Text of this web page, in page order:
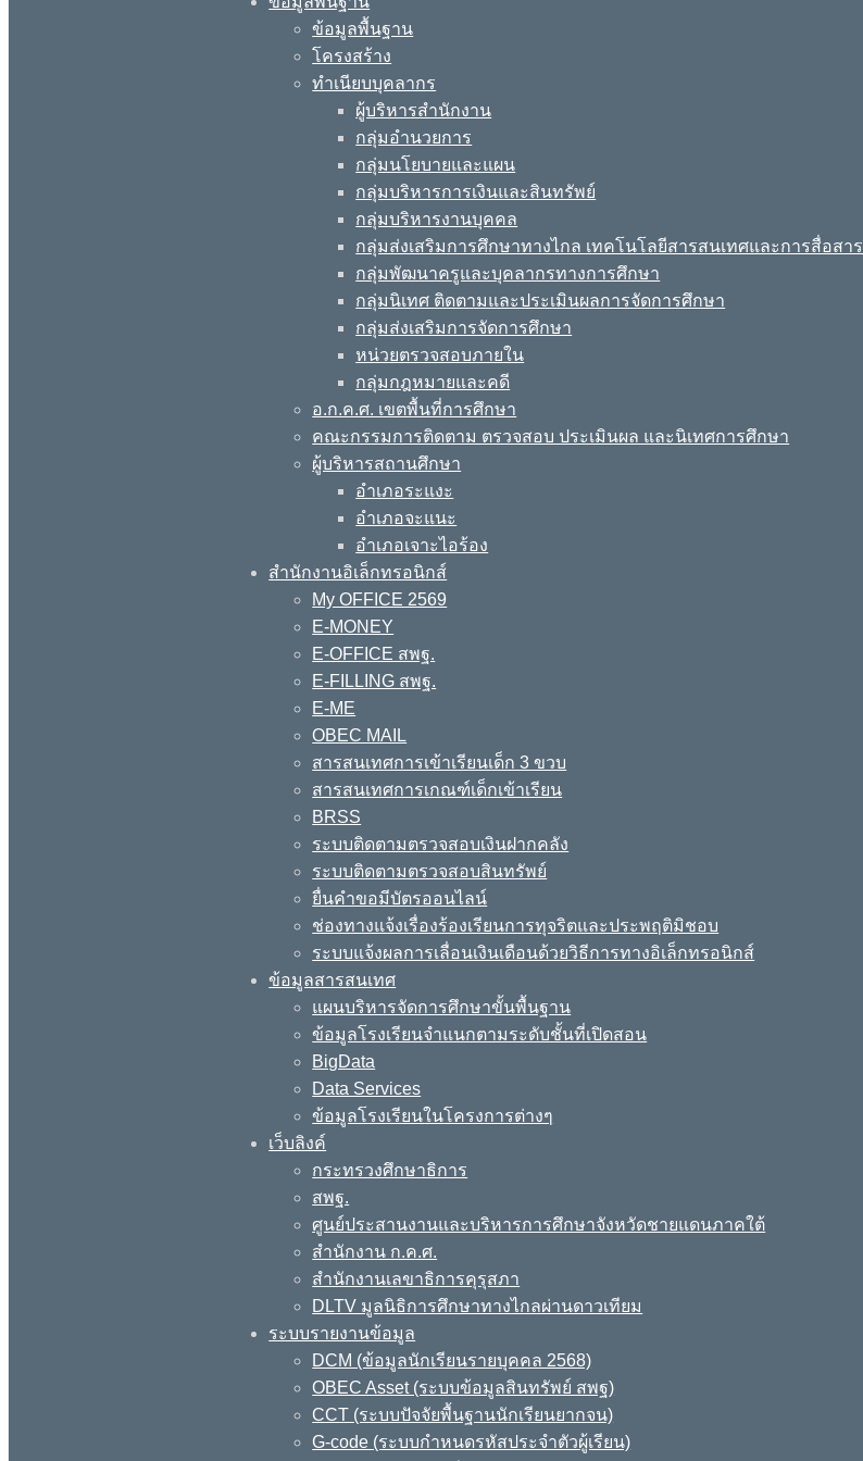
ข้อมูลพื้นฐาน
โครงสร้าง
ทำเนียบบุคลากร
ผู้บริหารสำนักงาน
กลุ่มอำนวยการ
กลุ่มนโยบายและแผน
กลุ่มบริหารการเงินและสินทรัพย์
กลุ่มบริหารงานบุคคล
กลุ่มส่งเสริมการศึกษาทางไกล เทคโนโลยีสารสนเทศและการสื่อสาร
กลุ่มพัฒนาครูและบุคลากรทางการศึกษา
กลุ่มนิเทศ ติดตามและประเมินผลการจัดการศึกษา
กลุ่มส่งเสริมการจัดการศึกษา
หน่วยตรวจสอบภายใน
กลุ่มกฎหมายและคดี
อ.ก.ค.ศ. เขตพื้นที่การศึกษา
คณะกรรมการติดตาม ตรวจสอบ ประเมินผล และนิเทศการศึกษา
ผู้บริหารสถานศึกษา
อำเภอระแงะ
อำเภอจะแนะ
อำเภอเจาะไอร้อง
สำนักงานอิเล็กทรอนิกส์
My OFFICE 2569
E-MONEY
E-OFFICE สพฐ.
E-FILLING สพฐ.
E-ME
OBEC MAIL
สารสนเทศการเข้าเรียนเด็ก 3 ขวบ
สารสนเทศการเกณฑ์เด็กเข้าเรียน
BRSS
ระบบติดตามตรวจสอบเงินฝากคลัง
ระบบติดตามตรวจสอบสินทรัพย์
ยื่นคำขอมีบัตรออนไลน์
ช่องทางแจ้งเรื่องร้องเรียนการทุจริตและประพฤติมิชอบ
ระบบแจ้งผลการเลื่อนเงินเดือนด้วยวิธีการทางอิเล็กทรอนิกส์
ข้อมูลสารสนเทศ
แผนบริหารจัดการศึกษาขั้นพื้นฐาน
ข้อมูลโรงเรียนจำแนกตามระดับชั้นที่เปิดสอน
BigData
Data Services
ข้อมูลโรงเรียนในโครงการต่างๆ
เว็บลิงค์
กระทรวงศึกษาธิการ
สพฐ.
ศูนย์ประสานงานและบริหารการศึกษาจังหวัดชายแดนภาคใต้
สำนักงาน ก.ค.ศ.
สำนักงานเลขาธิการคุรุสภา
DLTV มูลนิธิการศึกษาทางไกลผ่านดาวเทียม
ระบบรายงานข้อมูล
DCM (ข้อมูลนักเรียนรายบุคคล 2568)
OBEC Asset (ระบบข้อมูลสินทรัพย์ สพฐ)
CCT (ระบบปัจจัยพื้นฐานนักเรียนยากจน)
G-code (ระบบกำหนดรหัสประจำตัวผู้เรียน)